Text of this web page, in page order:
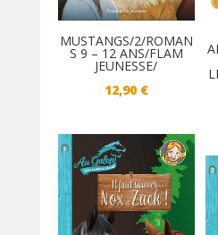
MUSTANGS/2/ROMAN
S 9 – 12 ANS/FLAM
JEUNESSE/
12,90 €